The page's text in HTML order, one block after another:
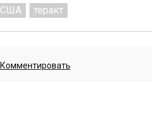
США теракт
Комментировать